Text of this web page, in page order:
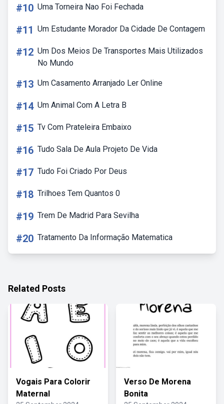
#10 Uma Torneira Nao Foi Fechada
#11 Um Estudante Morador Da Cidade De Contagem
#12 Um Dos Meios De Transportes Mais Utilizados
No Mundo
#13 Um Casamento Arranjado Ler Online
#14 Um Animal Com A Letra B
#15 Tv Com Prateleira Embaixo
#16 Tudo Sala De Aula Projeto De Vida
#17 Tudo Foi Criado Por Deus
#18 Trilhoes Tem Quantos 0
#19 Trem De Madrid Para Sevilha
#20 Tratamento Da Informação Matematica
Related Posts
Vogais Para Colorir
Maternal
Verso De Morena
Bonita